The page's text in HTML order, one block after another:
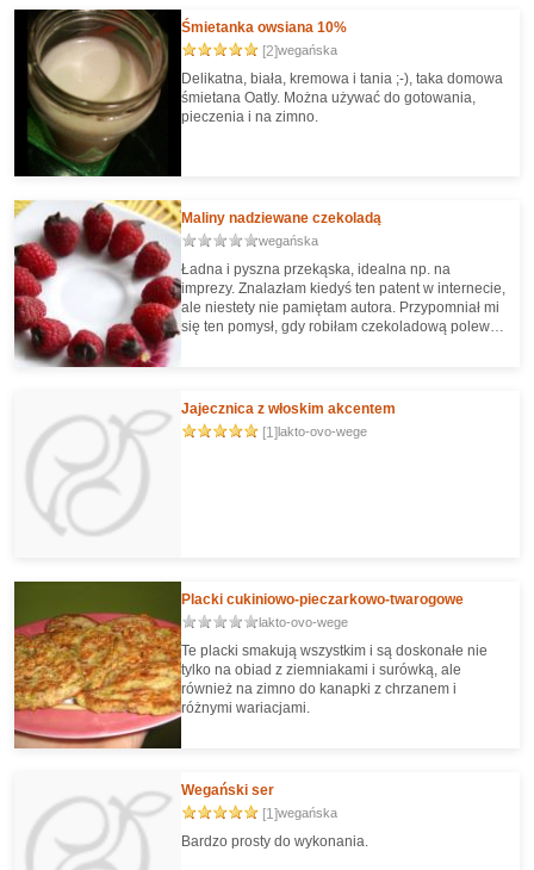
Śmietanka owsiana 10%
[2]wegańska
Delikatna, biała, kremowa i tania ;-), taka domowa
śmietana Oatly. Można używać do gotowania,
pieczenia i na zimno.
Maliny nadziewane czekoladą
wegańska
Ładna i pyszna przekąska, idealna np. na
imprezy. Znalazłam kiedyś ten patent w internecie,
ale niestety nie pamiętam autora. Przypomniał mi
się ten pomysł, gdy robiłam czekoladową polewę
Jajecznica z włoskim akcentem
[1]lakto-ovo-wege
Placki cukiniowo-pieczarkowo-twarogowe
lakto-ovo-wege
Te placki smakują wszystkim i są doskonałe nie
tylko na obiad z ziemniakami i surówką, ale
również na zimno do kanapki z chrzanem i
różnymi wariacjami.
Wegański ser
[1]wegańska
Bardzo prosty do wykonania.